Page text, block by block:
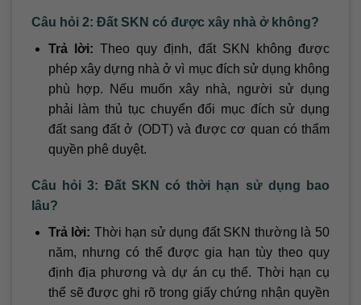
Câu hỏi 2: Đất SKN có được xây nhà ở không?
Trả lời: Theo quy định, đất SKN không được
phép xây dựng nhà ở vì mục đích sử dụng không
phù hợp. Nếu muốn xây nhà, người sử dụng
phải làm thủ tục chuyển đổi mục đích sử dụng
đất sang đất ở (ODT) và được cơ quan có thẩm
quyền phê duyệt.
Câu hỏi 3: Đất SKN có thời hạn sử dụng bao
lâu?
Trả lời: Thời hạn sử dụng đất SKN thường là 50
năm, nhưng có thể được gia hạn tùy theo quy
định địa phương và dự án cụ thể. Thời hạn cụ
thể sẽ được ghi rõ trong giấy chứng nhận quyền